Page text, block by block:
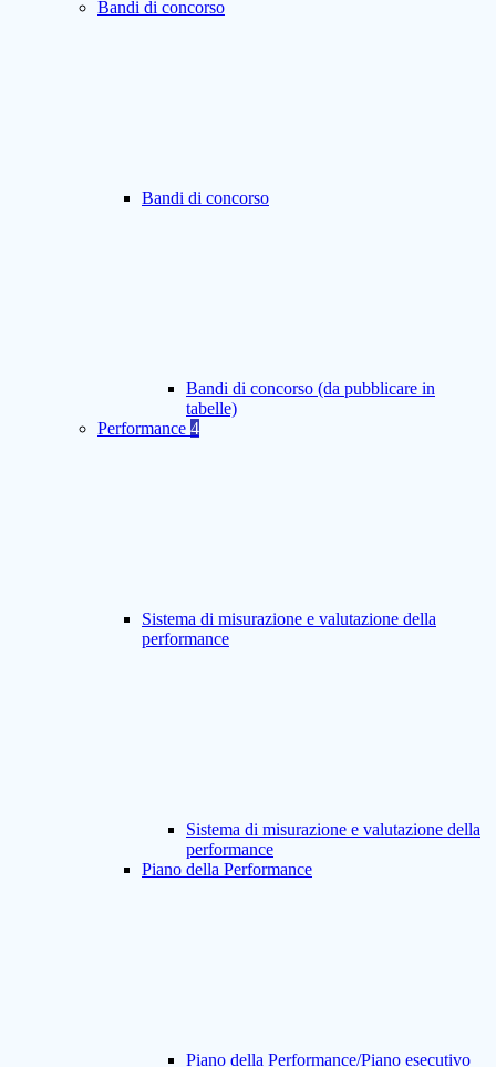
Bandi di concorso
Bandi di concorso
Bandi di concorso (da pubblicare in
tabelle)
Performance 4
Sistema di misurazione e valutazione della
performance
Sistema di misurazione e valutazione della
performance
Piano della Performance
Piano della Performance/Piano esecutivo